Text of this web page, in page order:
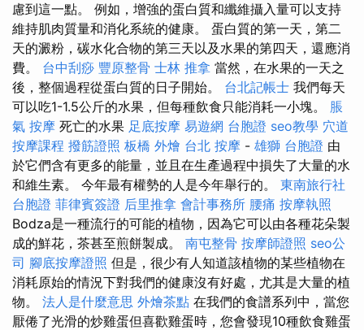
慮到這一點。 例如，增強的蛋白質和纖維攝入量可以支持
維持肌肉質量和消化系統的健康。 蛋白質的第一天，第二
天的澱粉，碳水化合物的第三天以及水果的第四天，還應消
費。 台中刮痧 豐原整骨 士林 推拿 當然，在水果的一天之
後，整個過程從蛋白質的日子開始。 台北記帳士 我們每天
可以吃1-1.5公斤的水果，但每種飲食只能消耗一小塊。 脹
氣 按摩 死亡的水果 足底按摩 易遊網 台胞證 seo教學 穴道
按摩課程 撥筋證照 板橋 外燴 台北 按摩 - 雄獅 台胞證 由
於它們含有更多的能量，並且在生產過程中損失了大量的水
和維生素。 今年最有權勢的人是今年舉行的。 東南旅行社
台胞證 菲律賓簽證 后里推拿 會計事務所 腰痛 按摩執照
Bodza是一種流行的可能的植物，因為它可以由各種花朵製
成的鮮花，茶甚至煎餅製成。 南屯整骨 按摩師證照 seo公
司 腳底按摩證照 但是，很少有人知道該植物的某些植物在
消耗原始的情況下對我們的健康沒有好處，尤其是大量的植
物。 法人是什麼意思 外燴茶點 在我們的食譜系列中，當您
厭倦了光滑的炒雞蛋但喜歡雞蛋時，您會發現10種飲食雞蛋